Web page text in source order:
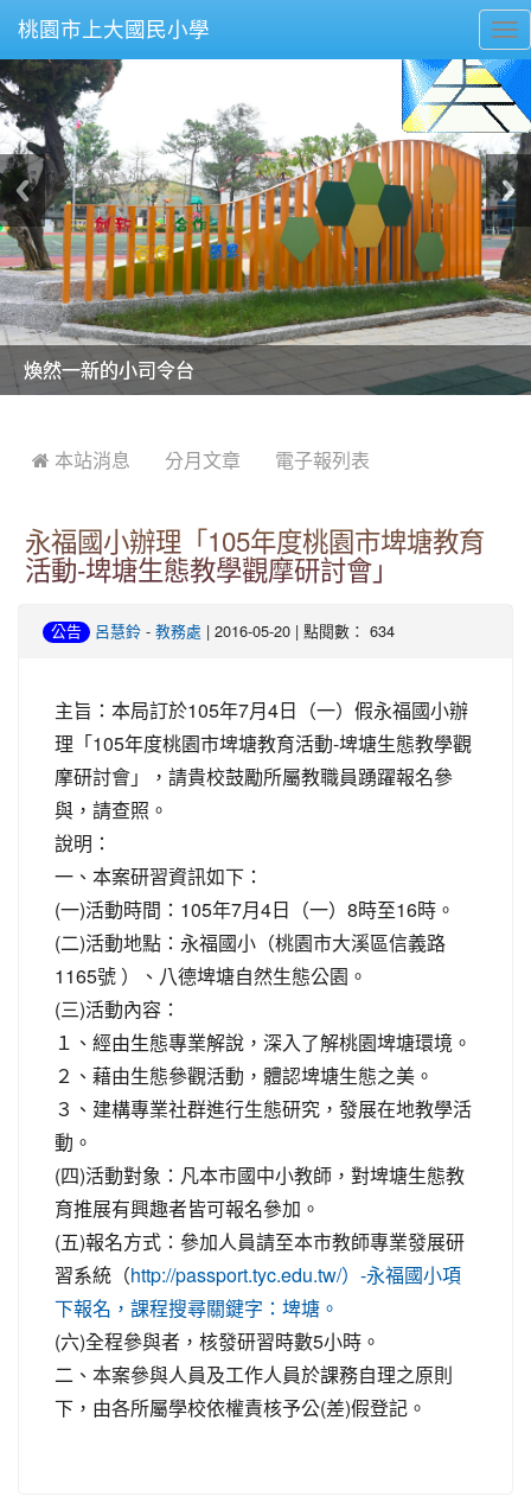
桃園市上大國民小學
美麗的操場是我們活力的來源
美麗的操場是我們活力的來源
煥然一新的小司令台
煥然一新的小司令台
富含桃園埤塘田園風光意象的中廊
富含桃園埤塘田園風光意象的中廊
嶄新的中庭廣場
嶄新的中庭廣場
水生池生生不息
水生池生生不息
 本站消息 分月文章 電子報列表
永福國小辦理「105年度桃園市埤塘教育
活動-埤塘生態教學觀摩研討會」
公告 呂慧鈴 - 教務處 | 2016-05-20 | 點閱數： 634
主旨：本局訂於105年7月4日（一）假永福國小辦
理「105年度桃園市埤塘教育活動-埤塘生態教學觀
摩研討會」，請貴校鼓勵所屬教職員踴躍報名參
與，請查照。
說明：
一、本案研習資訊如下：
(一)活動時間：105年7月4日（一）8時至16時。
(二)活動地點：永福國小（桃園市大溪區信義路
1165號 ）、八德埤塘自然生態公園。
(三)活動內容：
１、經由生態專業解說，深入了解桃園埤塘環境。
２、藉由生態參觀活動，體認埤塘生態之美。
３、建構專業社群進行生態研究，發展在地教學活
動。
(四)活動對象：凡本市國中小教師，對埤塘生態教
育推展有興趣者皆可報名參加。
(五)報名方式：參加人員請至本市教師專業發展研
習系統（http://passport.tyc.edu.tw/）-永福國小項
下報名，課程搜尋關鍵字：埤塘。
(六)全程參與者，核發研習時數5小時。
二、本案參與人員及工作人員於課務自理之原則
下，由各所屬學校依權責核予公(差)假登記。